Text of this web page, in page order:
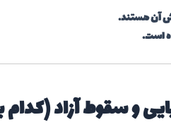
آن هستند.
است.
و سقوط آزاد